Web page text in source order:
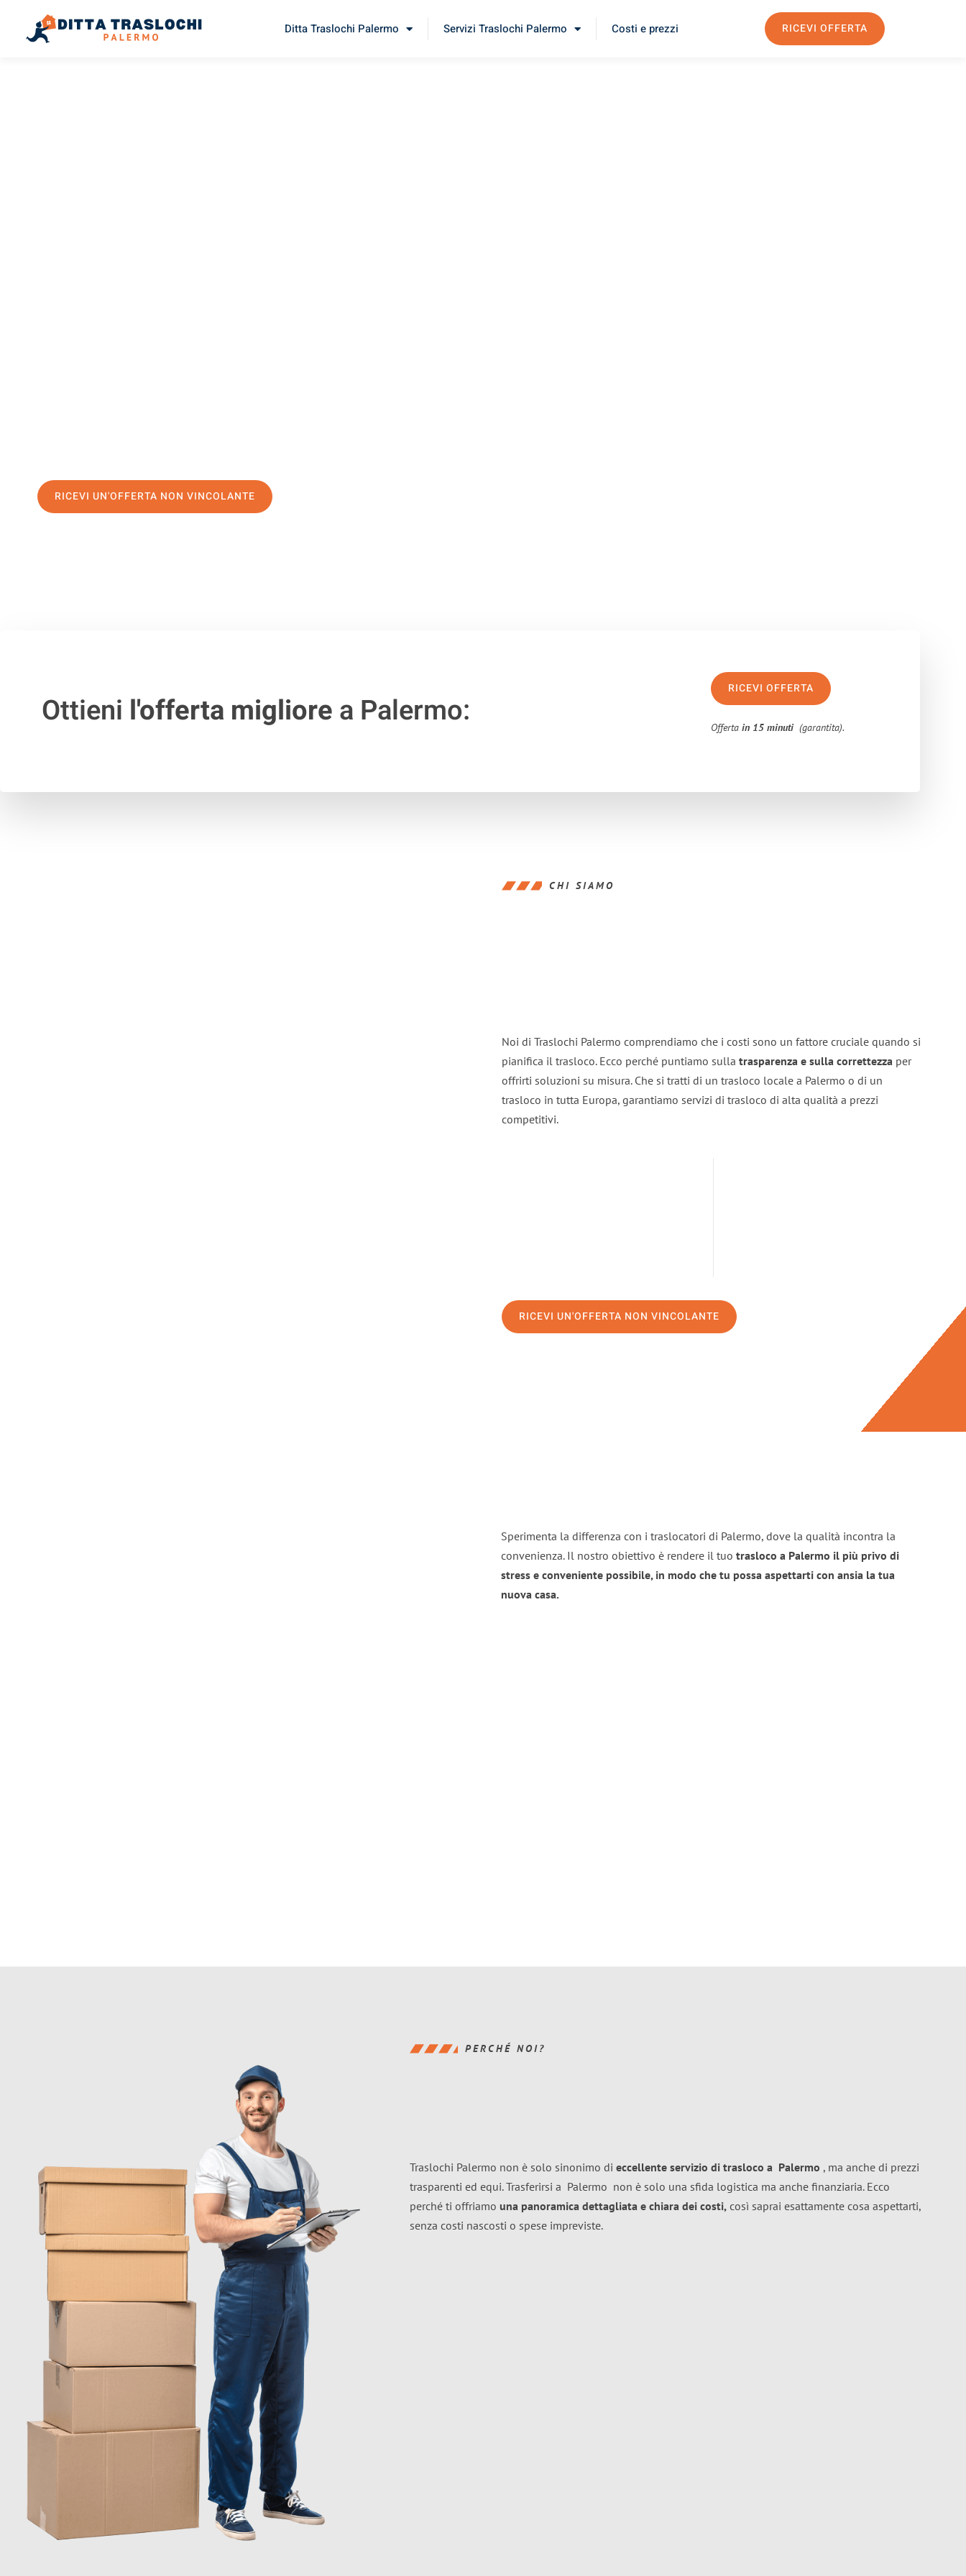
Ditta Traslochi Palermo Servizi Traslochi Palermo Costi e prezzi RICEVI OFFERTA
RICEVI UN'OFFERTA NON VINCOLANTE
Ottieni l'offerta migliorea Palermo:
RICEVI OFFERTA
Offertain 15 minuti (garantita).
CHI SIAMO
Noi di Traslochi Palermo comprendiamo che i costi sono un fattore cruciale quando si
pianifica il trasloco. Ecco perché puntiamo sulla trasparenza e sulla correttezza per
offrirti soluzioni su misura. Che si tratti di un trasloco locale a Palermo o di un
trasloco in tutta Europa, garantiamo servizi di trasloco di alta qualità a prezzi
competitivi.
RICEVI UN'OFFERTA NON VINCOLANTE
Sperimenta la differenza con i traslocatori di Palermo, dove la qualità incontra la
convenienza. Il nostro obiettivo è rendere il tuo trasloco a Palermo il più privo di
stress e conveniente possibile, in modo che tu possa aspettarti con ansia la tua
nuova casa.
PERCHÉ NOI?
Traslochi Palermo non è solo sinonimo di eccellente servizio di trasloco a Palermo , ma anche di prezzi
trasparenti ed equi. Trasferirsi a Palermo non è solo una sfida logistica ma anche finanziaria. Ecco
perché ti offriamo una panoramica dettagliata e chiara dei costi, così saprai esattamente cosa aspettarti,
senza costi nascosti o spese impreviste.